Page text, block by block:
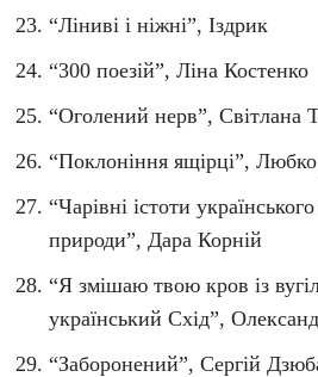
“Ліниві і ніжні”, Іздрик
“300 поезій”, Ліна Костенко
“Оголений нерв”, Світлана
“Поклоніння ящірці”,
“Чарівні істоти
природи”, Дара Корній
“Я змішаю твою кров із
український Схід”,
“Заборонений”, Сергій